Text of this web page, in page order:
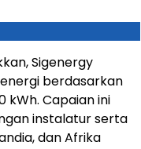
Sigenergy
berdasarkan
Capaian ini
instalatur serta
dan Afrika